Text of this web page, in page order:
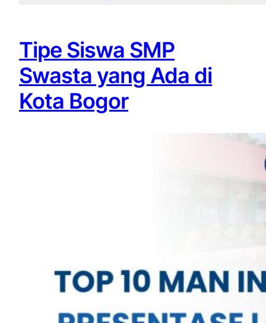
Tipe Siswa SMP
Swasta yang Ada di
Kota Bogor